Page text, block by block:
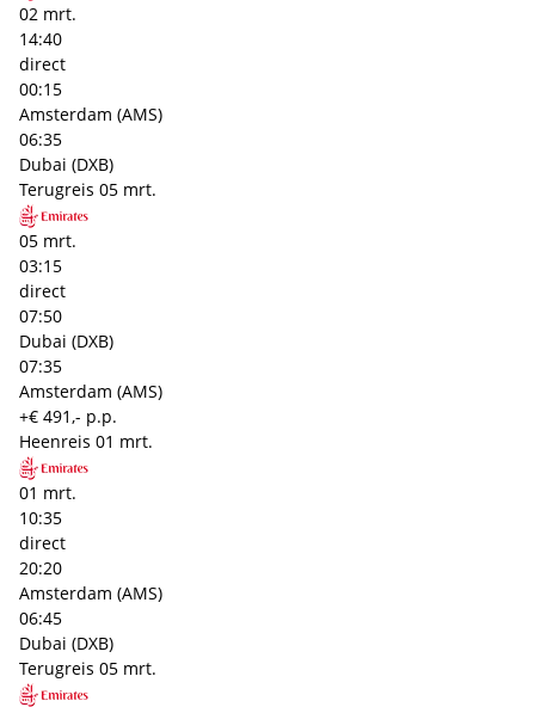
02 mrt.
14:40
direct
00:15
Amsterdam (AMS)
06:35
Dubai (DXB)
Terugreis 05 mrt.
05 mrt.
03:15
direct
07:50
Dubai (DXB)
07:35
Amsterdam (AMS)
+€ 491,- p.p.
Heenreis 01 mrt.
01 mrt.
10:35
direct
20:20
Amsterdam (AMS)
06:45
Dubai (DXB)
Terugreis 05 mrt.